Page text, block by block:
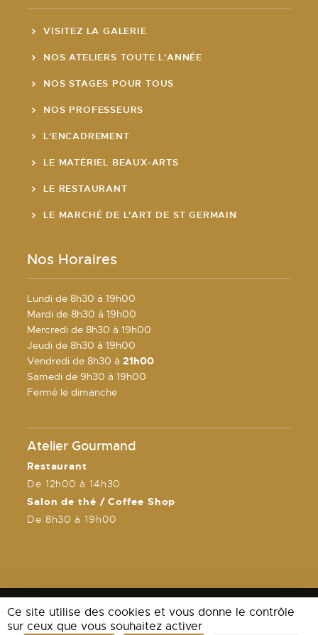
Ce site utilise des cookies et vous donne le contrôle
sur ceux que vous souhaitez activer
VISITEZ LA GALERIE
NOS ATELIERS TOUTE L'ANNÉE
NOS STAGES POUR TOUS
NOS PROFESSEURS
L'ENCADREMENT
LE MATÉRIEL BEAUX-ARTS
LE RESTAURANT
LE MARCHÉ DE L'ART DE ST GERMAIN
Nos Horaires
Lundi de 8h30 à 19h00
Mardi de 8h30 à 19h00
Mercredi de 8h30 à 19h00
Jeudi de 8h30 à 19h00
Vendredi de 8h30 à 21h00
Samedi de 9h30 à 19h00
Fermé le dimanche
Atelier Gourmand
Restaurant
De 12h00 à 14h30
Salon de thé / Coffee Shop
De 8h30 à 19h00